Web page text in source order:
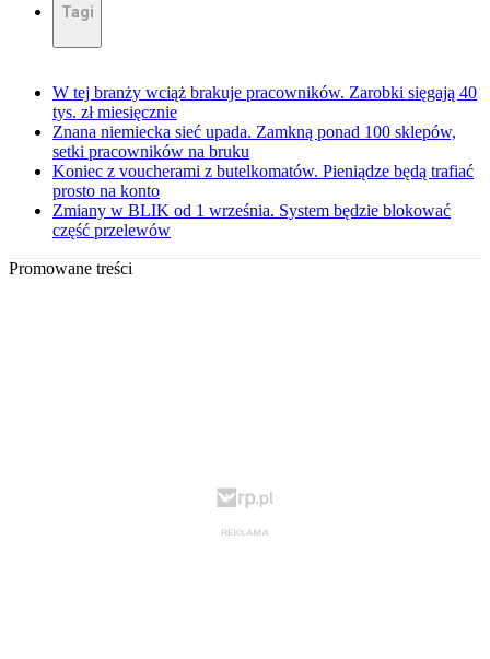
Tagi
W tej branży wciąż brakuje pracowników. Zarobki sięgają 40
tys. zł miesięcznie
Znana niemiecka sieć upada. Zamkną ponad 100 sklepów,
setki pracowników na bruku
Koniec z voucherami z butelkomatów. Pieniądze będą trafiać
prosto na konto
Zmiany w BLIK od 1 września. System będzie blokować
część przelewów
Promowane treści